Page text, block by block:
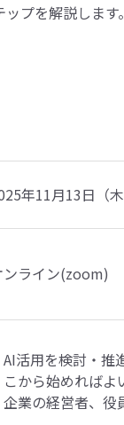
プを解説します。
年11月13日（
ンライン(zoom)
AI活用を検討・推
こから始めればよ
企業の経営者、役